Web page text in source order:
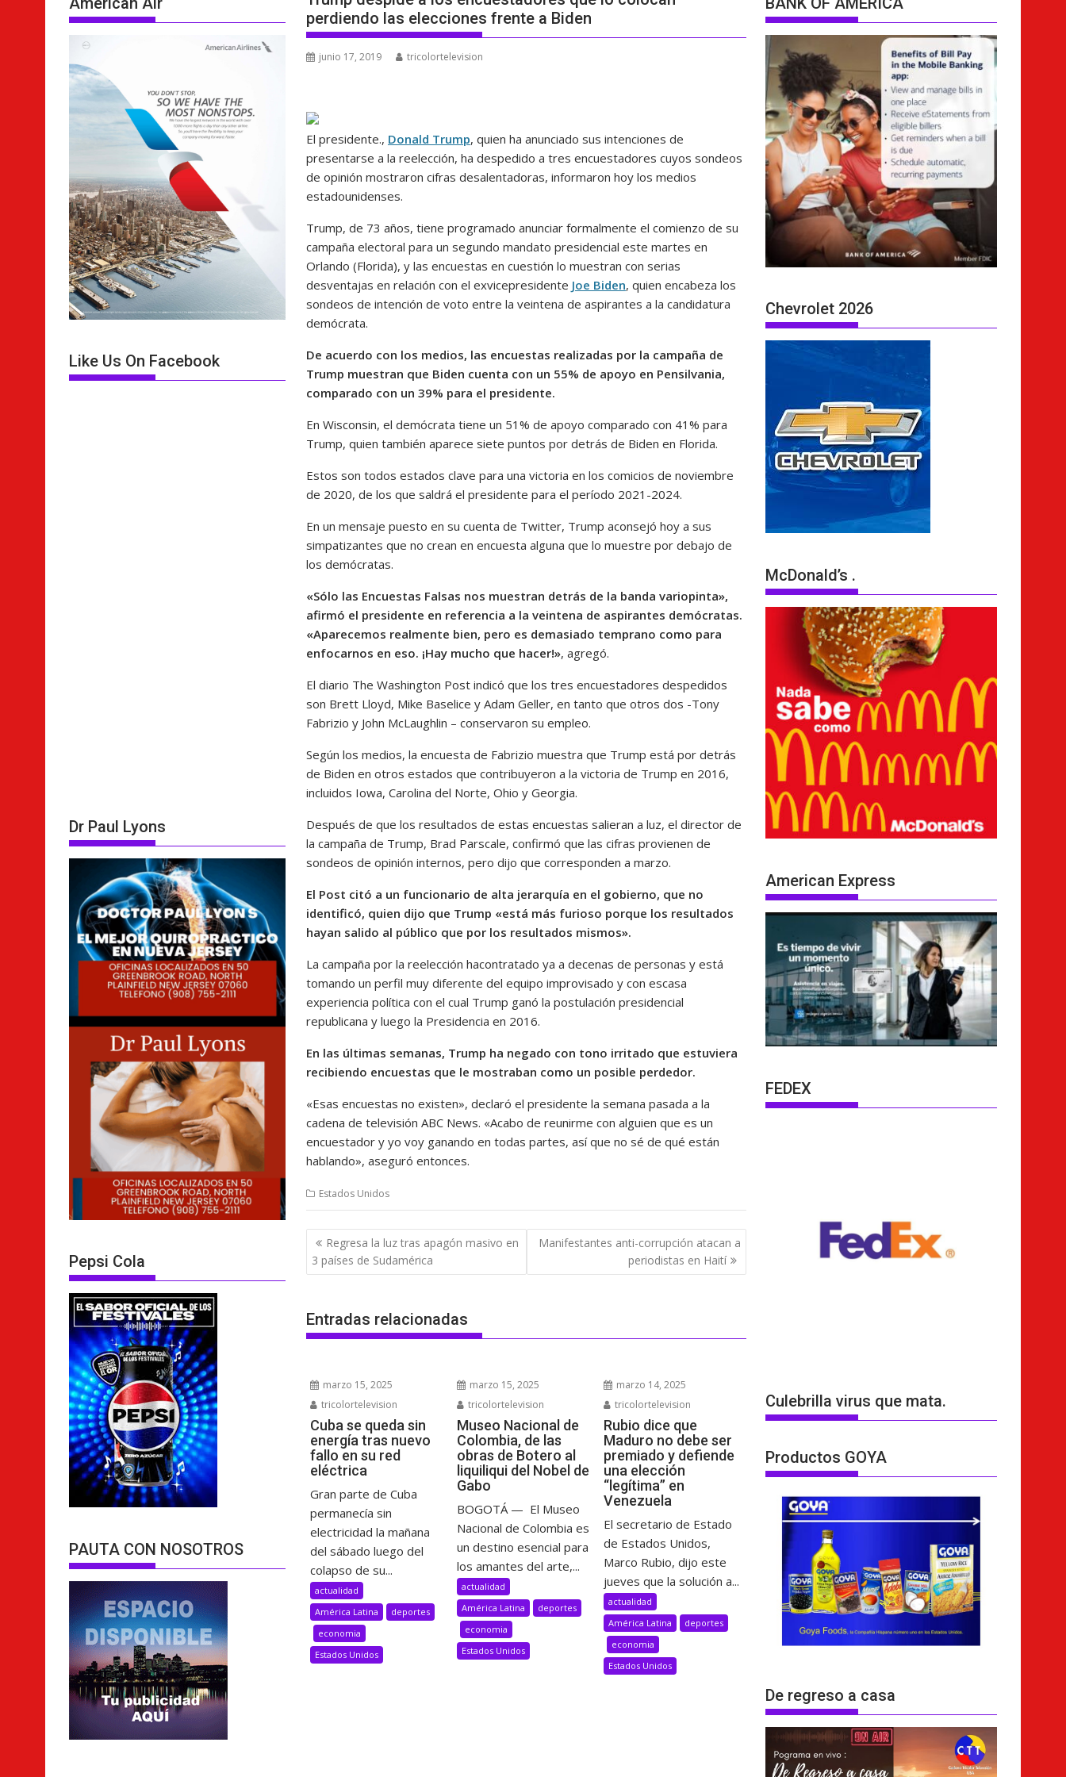
perdiendo las elecciones frente a Biden
junio 17, 2019 tricolortelevision
El presidente., Donald Trump, quien ha anunciado sus intenciones de
presentarse a la reelección, ha despedido a tres encuestadores cuyos sondeos
de opinión mostraron cifras desalentadoras, informaron hoy los medios
estadounidenses.
Trump, de 73 años, tiene programado anunciar formalmente el comienzo de su
campaña electoral para un segundo mandato presidencial este martes en
Orlando (Florida), y las encuestas en cuestión lo muestran con serias
desventajas en relación con el exvicepresidente Joe Biden, quien encabeza los
sondeos de intención de voto entre la veintena de aspirantes a la candidatura
demócrata.
De acuerdo con los medios, las encuestas realizadas por la campaña de
Trump muestran que Biden cuenta con un 55% de apoyo en Pensilvania,
comparado con un 39% para el presidente.
En Wisconsin, el demócrata tiene un 51% de apoyo comparado con 41% para
Trump, quien también aparece siete puntos por detrás de Biden en Florida.
Estos son todos estados clave para una victoria en los comicios de noviembre
de 2020, de los que saldrá el presidente para el período 2021-2024.
En un mensaje puesto en su cuenta de Twitter, Trump aconsejó hoy a sus
simpatizantes que no crean en encuesta alguna que lo muestre por debajo de
los demócratas.
«Sólo las Encuestas Falsas nos muestran detrás de la banda variopinta»,
afirmó el presidente en referencia a la veintena de aspirantes demócratas.
«Aparecemos realmente bien, pero es demasiado temprano como para
enfocarnos en eso. ¡Hay mucho que hacer!», agregó.
El diario The Washington Post indicó que los tres encuestadores despedidos
son Brett Lloyd, Mike Baselice y Adam Geller, en tanto que otros dos -Tony
Fabrizio y John McLaughlin – conservaron su empleo.
Según los medios, la encuesta de Fabrizio muestra que Trump está por detrás
de Biden en otros estados que contribuyeron a la victoria de Trump en 2016,
incluidos Iowa, Carolina del Norte, Ohio y Georgia.
Después de que los resultados de estas encuestas salieran a luz, el director de
la campaña de Trump, Brad Parscale, confirmó que las cifras provienen de
sondeos de opinión internos, pero dijo que corresponden a marzo.
El Post citó a un funcionario de alta jerarquía en el gobierno, que no
identificó, quien dijo que Trump «está más furioso porque los resultados
hayan salido al público que por los resultados mismos».
La campaña por la reelección hacontratado ya a decenas de personas y está
tomando un perfil muy diferente del equipo improvisado y con escasa
experiencia política con el cual Trump ganó la postulación presidencial
republicana y luego la Presidencia en 2016.
En las últimas semanas, Trump ha negado con tono irritado que estuviera
recibiendo encuestas que le mostraban como un posible perdedor.
«Esas encuestas no existen», declaró el presidente la semana pasada a la
cadena de televisión ABC News. «Acabo de reunirme con alguien que es un
encuestador y yo voy ganando en todas partes, así que no sé de qué están
hablando», aseguró entonces.
Estados Unidos
Navegación
de
entradas
Regresa la luz tras apagón masivo en
3 países de Sudamérica
Manifestantes anti-corrupción atacan a
periodistas en Haití
Entradas relacionadas
marzo 15, 2025
tricolortelevision
Cuba se queda sin
energía tras nuevo
fallo en su red
eléctrica
Gran parte de Cuba
permanecía sin
electricidad la mañana
del sábado luego del
colapso de su...
actualidad
América Latina
deportes
economia
Estados Unidos
marzo 15, 2025
tricolortelevision
Museo Nacional de
Colombia, de las
obras de Botero al
liquiliqui del Nobel de
Gabo
BOGOTÁ — El Museo
Nacional de Colombia es
un destino esencial para
los amantes del arte,...
actualidad
América Latina
deportes
economia
Estados Unidos
marzo 14, 2025
tricolortelevision
Rubio dice que
Maduro no debe ser
premiado y defiende
una elección
“legítima” en
Venezuela
El secretario de Estado
de Estados Unidos,
Marco Rubio, dijo este
jueves que la solución a...
actualidad
América Latina
deportes
economia
Estados Unidos
Like Us On Facebook
Dr Paul Lyons
Pepsi Cola
PAUTA CON NOSOTROS
Chevrolet 2026
McDonald’s .
American Express
FEDEX
Culebrilla virus que mata.
Productos GOYA
De regreso a casa